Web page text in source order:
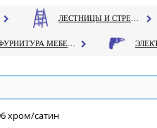
хром/сатин